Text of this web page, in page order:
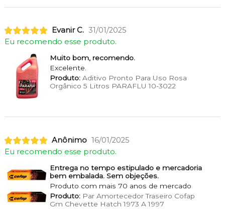
Evanir C. 31/01/2025
Eu recomendo esse produto.
Muito bom, recomendo.
Excelente.
Produto:Aditivo Pronto Para Uso Rosa
Orgânico 5 Litros PARAFLU 10-3022
Anônimo 16/01/2025
Eu recomendo esse produto.
Entrega no tempo estipulado e mercadoria
bem embalada. Sem objeções.
Produto com mais 70 anos de mercado
Produto:Par Amortecedor Traseiro Cofap
Gm Chevette Hatch 1973 A 1997